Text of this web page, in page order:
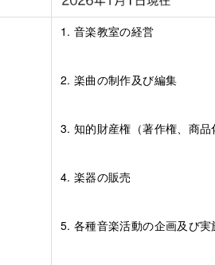
1. 音楽教室の経営
2. 楽曲の制作及び編集
3. 知的財産権（著作権、商
4. 楽器の販売
5. 各種音楽活動の企画及び実